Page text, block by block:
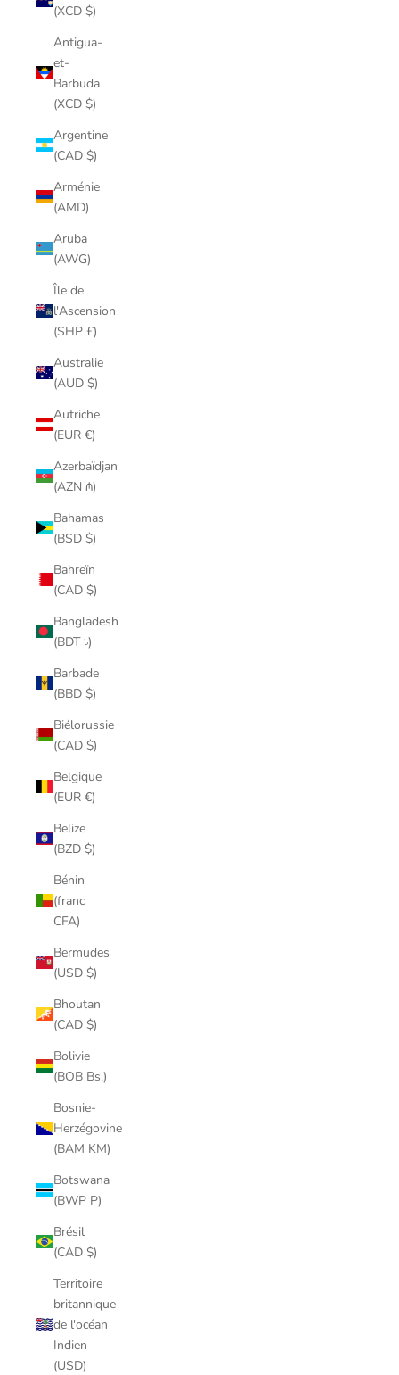
(XCD $)
Antigua-
et-
Barbuda
(XCD $)
Argentine
(CAD $)
Arménie
(AMD)
Aruba
(AWG)
Île de
l'Ascension
(SHP £)
Australie
(AUD $)
Autriche
(EUR €)
Azerbaïdjan
(AZN ₼)
Bahamas
(BSD $)
Bahreïn
(CAD $)
Bangladesh
(BDT ৳)
Barbade
(BBD $)
Biélorussie
(CAD $)
Belgique
(EUR €)
Belize
(BZD $)
Bénin
(franc
CFA)
Bermudes
(USD $)
Bhoutan
(CAD $)
Bolivie
(BOB Bs.)
Bosnie-
Herzégovine
(BAM KM)
Botswana
(BWP P)
Brésil
(CAD $)
Territoire
britannique
de l'océan
Indien
(USD)